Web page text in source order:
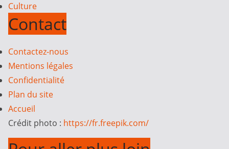
Culture
Contact
Contactez-nous
Mentions légales
Confidentialité
Plan du site
Accueil
Crédit photo : https://fr.freepik.com/